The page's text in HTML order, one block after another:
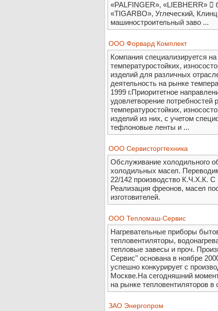
«PALFINGER», «LIEBHERR»
«TIGARBO», Углеческий,
машиностроительный заво ...
ООО Форвард Комплект
Компания специализируется
температуростойких,
изделий для различных
деятельность на рынке
1999 г.Приоритетное
удовлетворение потребностей
температуростойких,
изделий из них, с учетом
тефлоновые ленты и ...
ООО Сервисторгтехника
Обслуживание холодильного
холодильных масел.
22/142 производство К.Ч.Х.К.
Реализация фреонов, масел
изготовителей.
ООО Тепломаш-Сервис
Нагревательные приборы
тепловентиляторы,
тепловые завесы и проч.
Сервис" основана в ноябре
успешно конкурирует с
Москве.На сегодняшний
на рынке тепловентиляторов
ЗАО Энергопром